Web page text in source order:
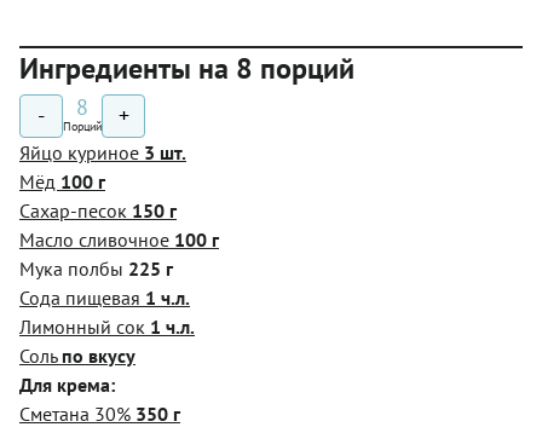
Ингредиенты на 8 порций
- 8
Порций +
Яйцо куриное 3 шт.
Мёд 100 г
Сахар-песок 150 г
Масло сливочное 100 г
Мука полбы 225 г
Сода пищевая 1 ч.л.
Лимонный сок 1 ч.л.
Соль по вкусу
Для крема:
Сметана 30% 350 г